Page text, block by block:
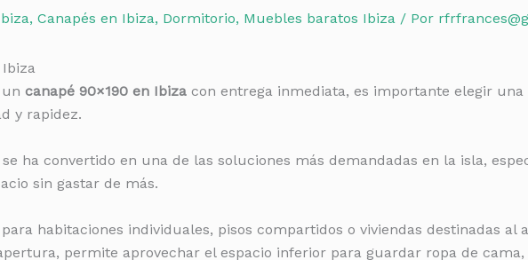
, Canapés en Ibiza, Dormitorio, Muebles baratos Ibiza/ Por
canapé 90×190 en Ibizacon entrega inmediata, es importante elegir una
y rapidez.
ha convertido en una de las soluciones más demandadas en la isla,
sin gastar de más.
habitaciones individuales, pisos compartidos o viviendas destinadas al
permite aprovechar el espacio inferior para guardar ropa de cama,